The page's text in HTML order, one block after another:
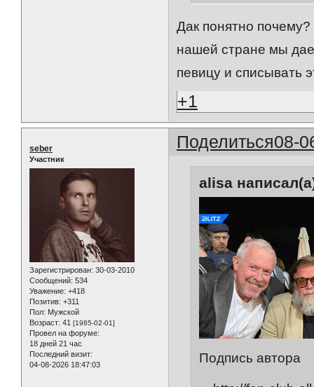
Дак понятно
нашей стране мы
певицу и списывать
+1
Поделиться08-
seber
Участник
Зарегистрирован: 30-03-2010
Сообщений: 534
Уважение: +418
Позитив: +311
Пол: Мужской
Возраст: 41 [1985-02-01]
Провел на форуме:
18 дней 21 час
Последний визит:
04-08-2026 18:47:03
alisa
Подпись автора